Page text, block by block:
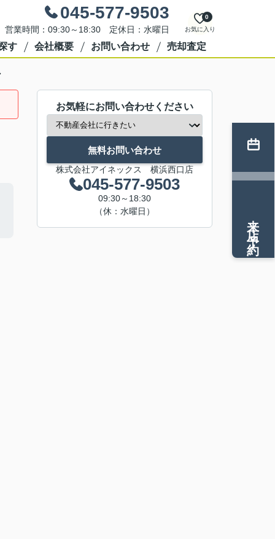
045-577-9503
営業時間：09:30～18:30 定休日：水曜日 お気に入り
0
す 会社概要 お問い合わせ 売却査定
お気軽にお問い合わせください
無料お問い合わせ
株式会社アイネックス 横浜西口店
045-577-9503
09:30～18:30
（休：水曜日）
来店予約